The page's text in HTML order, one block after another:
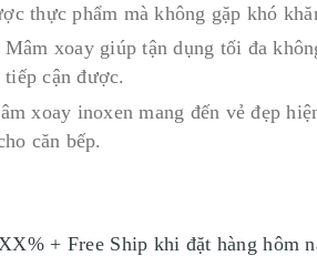
thực phẩm mà không gặp khó
Mâm xoay giúp tận dụng tối đa
cận được.
xoay inoxen mang đến vẻ đẹp
căn bếp.
+ Free Ship khi đặt hàng hôm